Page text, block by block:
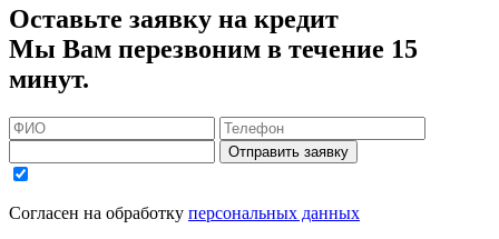
Оставьте заявку на кредит
Мы Вам перезвоним в течение 15
минут.
Отправить заявку
Согласен на обработку персональных данных